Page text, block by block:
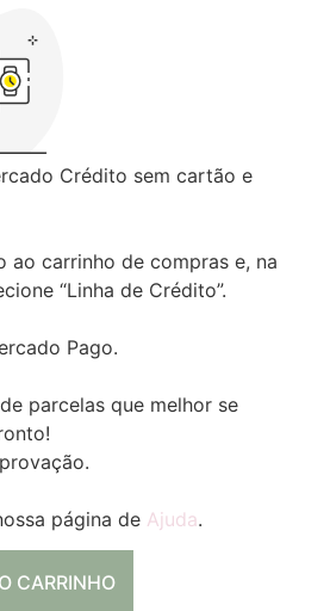
Crédito sem cartão e
ao carrinho de compras e, na
“Linha de Crédito”.
Pago.
parcelas que melhor se
página de Ajuda.
CARRINHO